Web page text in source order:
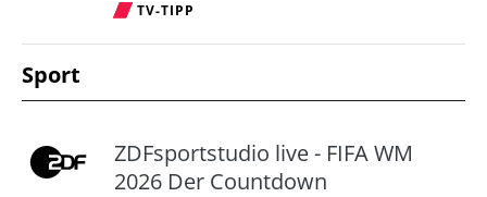
TV-TIPP
Sport
ZDFsportstudio live - FIFA WM
2026 Der Countdown